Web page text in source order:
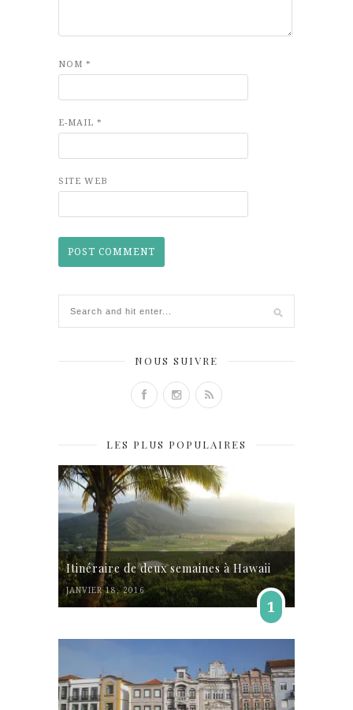
NOM *
E-MAIL *
SITE WEB
NOUS SUIVRE
LES PLUS POPULAIRES
Itinéraire de deux semaines à Hawaii
JANVIER 18, 2016
1